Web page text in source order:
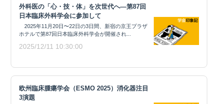
外科医の「心・技・体」を次世代へ―第87回
日本臨床外科学会に参加して
2025年11月20日〜22日の3日間、新宿の京王プラザ
ホテルで第87回日本臨床外科学会が開催され...
2025/12/11 10:30:00
欧州臨床腫瘍学会（ESMO 2025）消化器注目
3演題